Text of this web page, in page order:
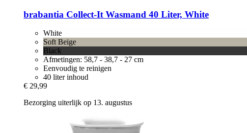
brabantia Collect-​It Wasmand 40 Liter, White
White
Soft Beige
Black
Afmetingen: 58,7 - 38,7 - 27 cm
Eenvoudig te reinigen
40 liter inhoud
€ 29,99
Bezorging uiterlijk op 13. augustus